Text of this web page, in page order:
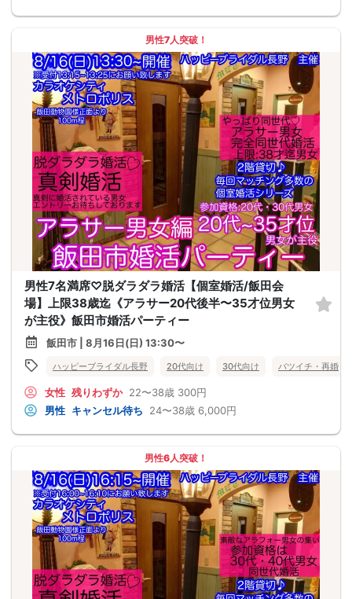
男性7人突破！
男性7名満席♡脱ダラダラ婚活【個室婚活/飯田会
場】上限38歳迄《アラサー20代後半〜35才位男女
が主役》飯田市婚活パーティー
飯田市 | 8月16日(日) 13:30〜
ハッピーブライダル長野 20代向け 30代向け バツイチ・再婚
女性 残りわずか 22〜38歳 300円
男性 キャンセル待ち 24〜38歳 6,000円
男性6人突破！